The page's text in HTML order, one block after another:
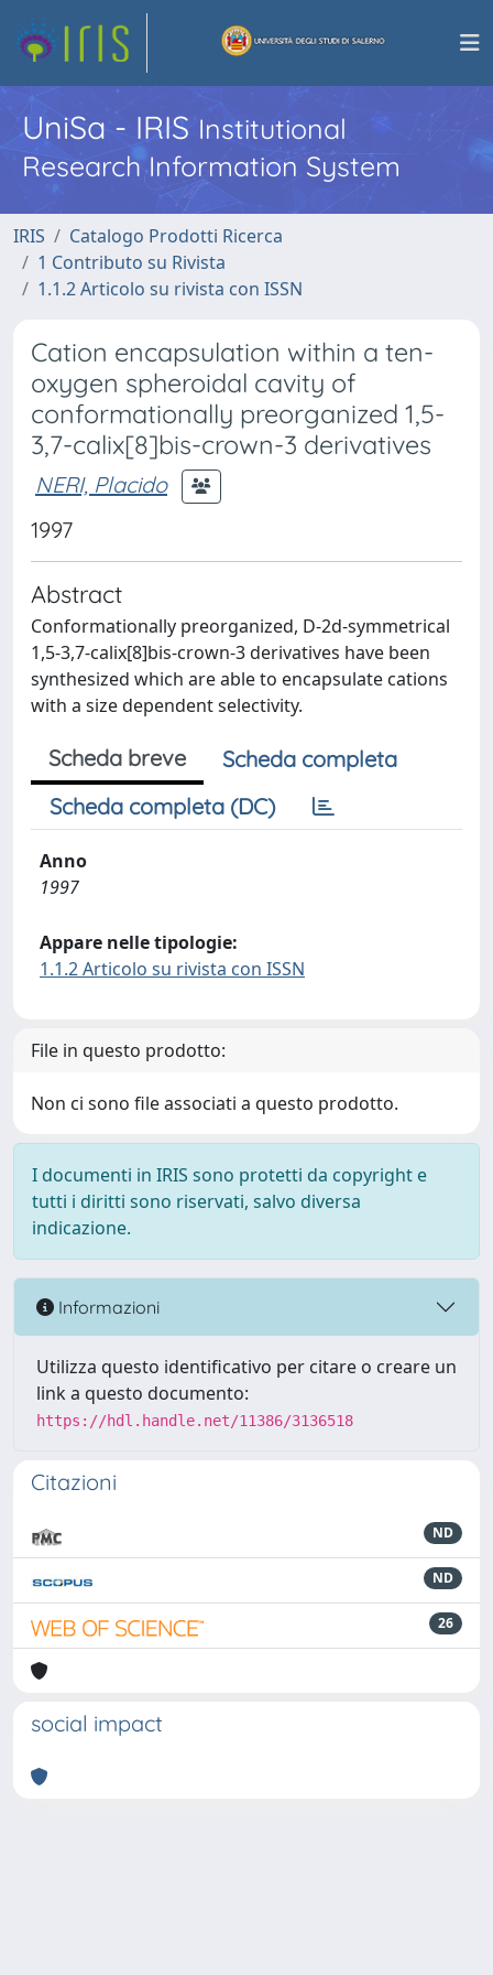
UniSa - IRISInstitutional
Research Information System
IRIS
Catalogo Prodotti Ricerca
1 Contributo su Rivista
1.1.2 Articolo su rivista con ISSN
Cation encapsulation within a ten-
oxygen spheroidal cavity of
conformationally preorganized 1,5-
3,7-calix[8]bis-crown-3 derivatives
NERI, Placido
1997
Abstract
Conformationally preorganized, D-2d-symmetrical
1,5-3,7-calix[8]bis-crown-3 derivatives have been
synthesized which are able to encapsulate cations
with a size dependent selectivity.
Scheda breve
Scheda completa
Scheda completa (DC)
Anno
1997
Appare nelle tipologie:
1.1.2 Articolo su rivista con ISSN
File in questo prodotto:
Non ci sono file associati a questo prodotto.
I documenti in IRIS sono protetti da copyright e
tutti i diritti sono riservati, salvo diversa
indicazione.
Informazioni
Utilizza questo identificativo per citare o creare un
link a questo documento:
https://hdl.handle.net/11386/3136518
Citazioni
ND
ND
26
social impact